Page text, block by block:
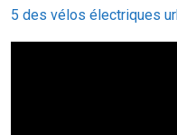
5 des vélos électriques